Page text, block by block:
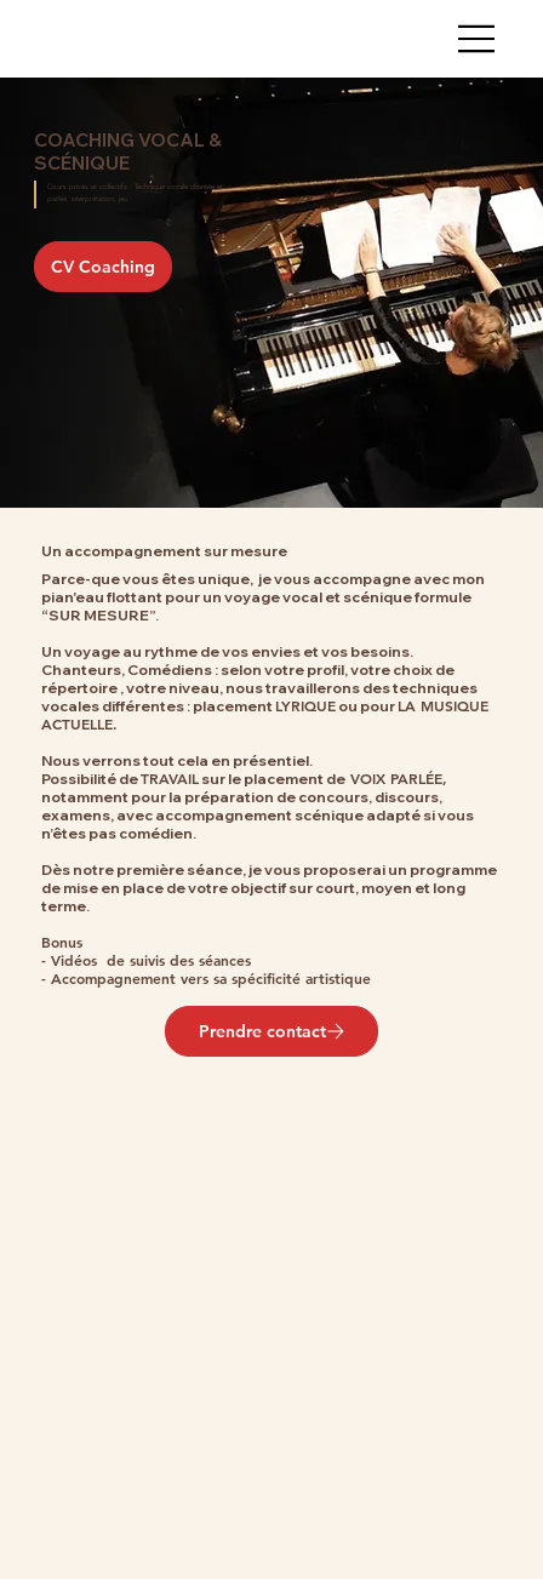
COACHING VOCAL &
SCÉNIQUE
Cours privés et collectifs : Technique vocale chantée et
parlée, interprétation, jeu.
CV Coaching
Un accompagnement sur mesure
Parce-que vous êtes unique, je vous accompagne avec mon
pian'eau flottant pour un voyage vocal et scénique formule
“SUR MESURE”.
Un voyage au rythme de vos envies et vos besoins.
Chanteurs, Comédiens : selon votre profil, votre choix de
répertoire , votre niveau, nous travaillerons des techniques
vocales différentes : placement LYRIQUE ou pour LA MUSIQUE
ACTUELLE.
Nous verrons tout cela en présentiel.
Possibilité deTRAVAIL sur le placement de VOIX PARLÉE,
notamment pour la préparation de concours, discours,
examens, avec accompagnement scénique adapté si vous
n’êtes pas comédien.
Dès notre première séance, je vous proposerai un programme
de mise en place de votre objectif sur court, moyen et long
terme.
Bonus
​- Vidéos de suivis des séances
​- Accompagnement vers sa spécificité artistique
Prendre contact